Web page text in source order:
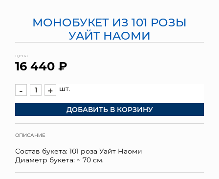
ЯЩИКИ
СУНДУКИ
ПОДАРОЧНЫЕ КАРТЫ
ОПТОВЫМ КЛИЕНТАМ
ДОСТАВКА И ОПЛАТА
МОНОБУКЕТ ИЗ 101 РОЗЫ
УАЙТ НАОМИ
цена
16 440 ₽
- + шт.
ДОБАВИТЬ В КОРЗИНУ
ОПИСАНИЕ
Состав букета: 101 роза Уайт Наоми
Диаметр букета: ~ 70 см.